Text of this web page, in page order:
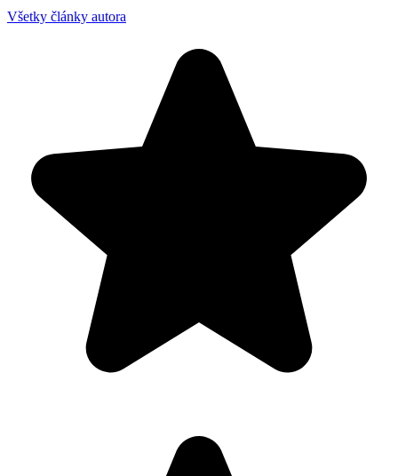
Všetky články autora